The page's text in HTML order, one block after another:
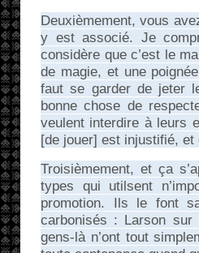
Deuxièmement, vous
y est associé. Je
considère que c’est le
de magie, et une
faut se garder de jeter
bonne chose de
veulent interdire à leurs
[de jouer] est injustifié, et
Troisièmement, et ça
types qui utilsent
promotion. Ils le font
carbonisés : Larson
gens-là n’ont tout